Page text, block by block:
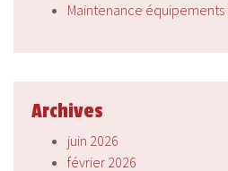
Maintenance
Archives
juin 2026
février 2026